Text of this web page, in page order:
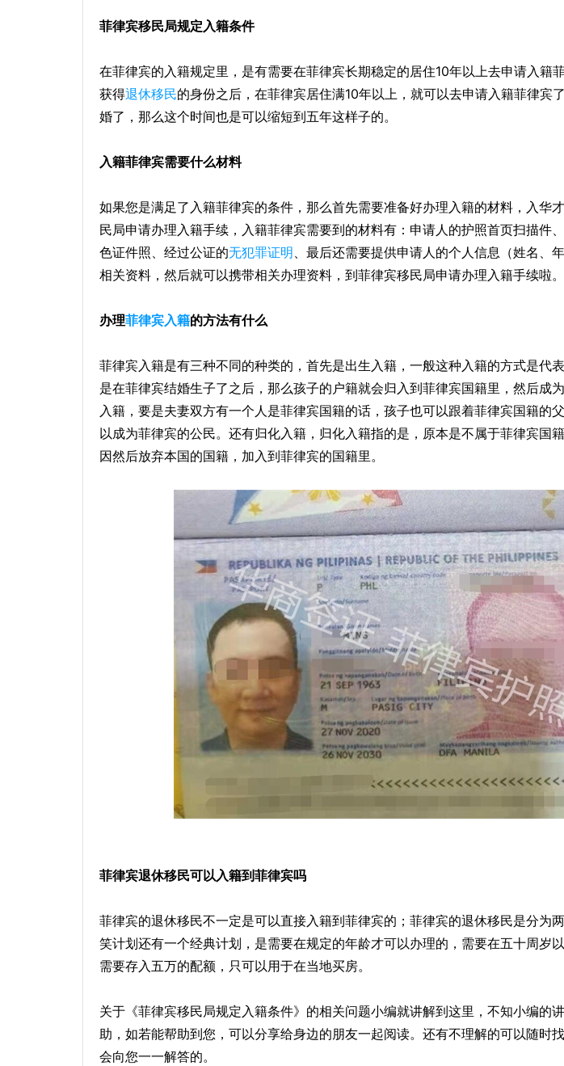
菲律宾移民局规定入籍条件
在菲律宾的入籍规定里，是有需要在菲律宾长期稳定的居住10年以上去申请入籍
获得退休移民的身份之后，在菲律宾居住满10年以上，就可以去申请入籍菲律宾
婚了，那么这个时间也是可以缩短到五年这样子的。
入籍菲律宾需要什么材料
如果您是满足了入籍菲律宾的条件，那么首先需要准备好办理入籍的材料，入华
民局申请办理入籍手续，入籍菲律宾需要到的材料有：申请人的护照首页扫描件
色证件照、经过公证的无犯罪证明、最后还需要提供申请人的个人信息（姓名、
相关资料，然后就可以携带相关办理资料，到菲律宾移民局申请办理入籍手续啦。
办理菲律宾入籍的方法有什么
菲律宾入籍是有三种不同的种类的，首先是出生入籍，一般这种入籍的方式是代
是在菲律宾结婚生子了之后，那么孩子的户籍就会归入到菲律宾国籍里，然后成
入籍，要是夫妻双方有一个人是菲律宾国籍的话，孩子也可以跟着菲律宾国籍的
以成为菲律宾的公民。还有归化入籍，归化入籍指的是，原本是不属于菲律宾国
因然后放弃本国的国籍，加入到菲律宾的国籍里。
菲律宾退休移民可以入籍到菲律宾吗
菲律宾的退休移民不一定是可以直接入籍到菲律宾的；菲律宾的退休移民是分为
笑计划还有一个经典计划，是需要在规定的年龄才可以办理的，需要在五十周岁
需要存入五万的配额，只可以用于在当地买房。
关于《菲律宾移民局规定入籍条件》的相关问题小编就讲解到这里，不知小编的
助，如若能帮助到您，可以分享给身边的朋友一起阅读。还有不理解的可以随时
会向您一一解答的。